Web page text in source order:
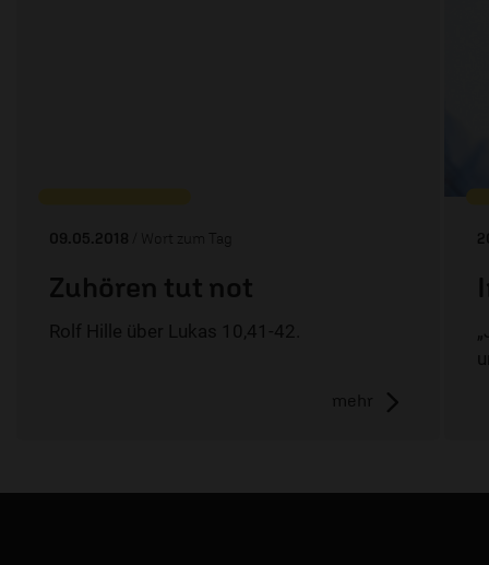
09.05.2018 / Wort zum Tag
Zuhören tut not
Rolf Hille über Lukas 10,41-42.
mehr